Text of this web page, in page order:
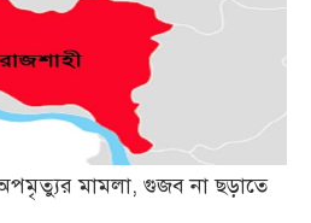
মামলা, গুজব না ছড়াতে